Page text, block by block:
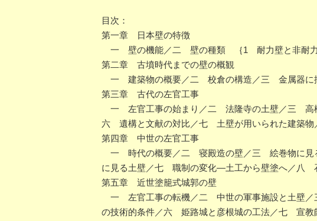
目次：
第一章 日本壁の特徴
一 壁の機能／二 壁の種類 ｛1 耐力壁と非耐力
第二章 古墳時代までの壁の概観
一 建築物の概要／二 校倉の構造／三 金属器に
第三章 古代の左官工事
一 左官工事の始まり／二 法隆寺の土壁／三 高
六 遺構と文献の対比／七 土壁が用いられた建築
第四章 中世の左官工事
一 時代の概要／二 寝殿造の壁／三 絵巻物に見
に見る土壁／七 職制の変化―土工から壁塗へ／八
第五章 近世塗籠式城郭の壁
一 左官工事の転機／二 中世の軍事施設と土壁
の技術的条件／六 姫路城と彦根城の工法／七 宣教